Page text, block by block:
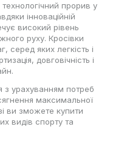
прорив у
інноваційній
високий рівень
руху. Кросівки
серед яких легкість і
довговічність і
з урахуванням потреб
максимальної
ви зможете купити
видів спорту та